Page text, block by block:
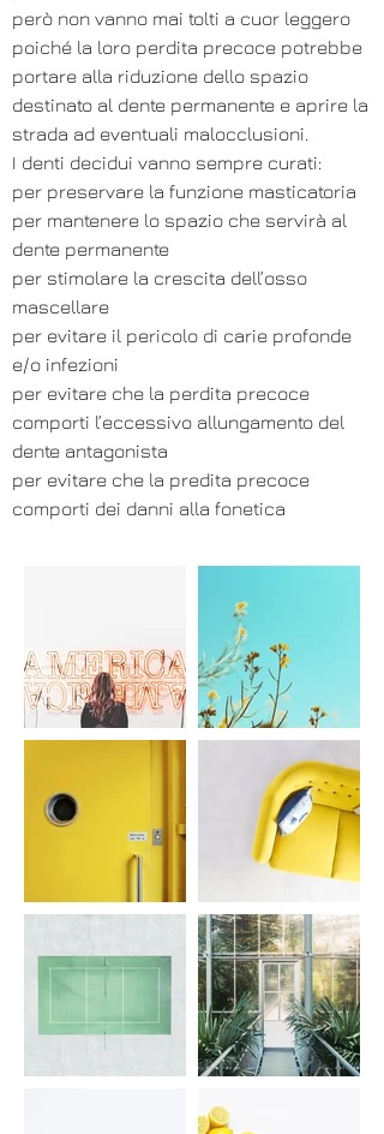
però non vanno mai tolti a cuor leggero
poiché la loro perdita precoce potrebbe
portare alla riduzione dello spazio
destinato al dente permanente e aprire la
strada ad eventuali malocclusioni.
I denti decidui vanno sempre curati:
per preservare la funzione masticatoria
per mantenere lo spazio che servirà al
dente permanente
per stimolare la crescita dell’osso
mascellare
per evitare il pericolo di carie profonde
e/o infezioni
per evitare che la perdita precoce
comporti l’eccessivo allungamento del
dente antagonista
per evitare che la predita precoce
comporti dei danni alla fonetica